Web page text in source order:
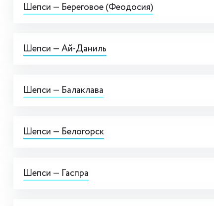
Шепси — Береговое (Феодосия)
Шепси — Ай-Даниль
Шепси — Балаклава
Шепси — Белогорск
Шепси — Гаспра